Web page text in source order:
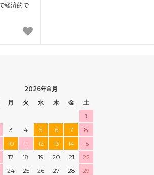
経済的で
2026年8月
月 火 水 木 金
土
1
3 4 5 6 7
8
10 11 12 13 14
15
17 18 19 20 21
22
24 25 26 27 28
29